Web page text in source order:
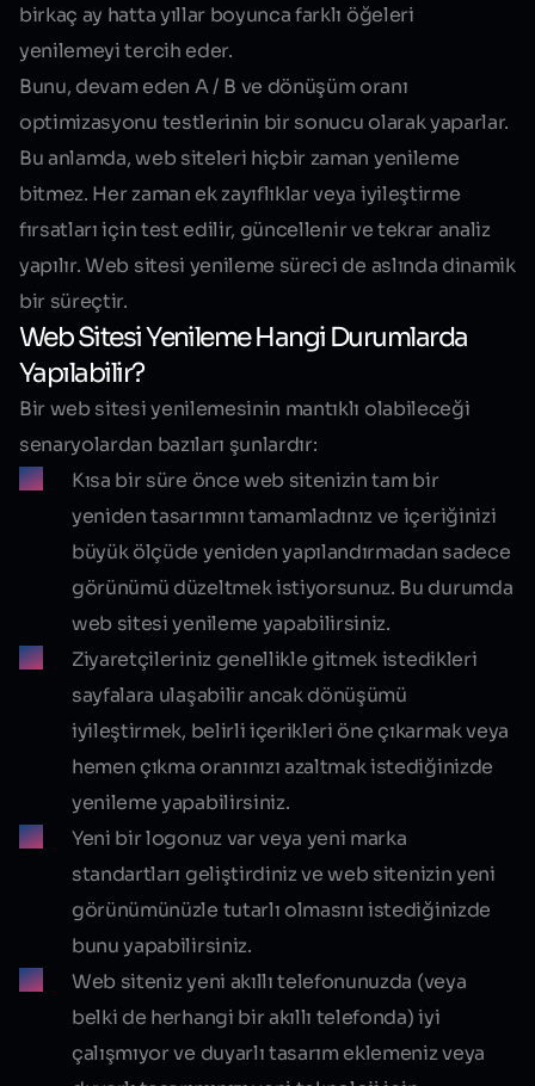
birkaç ay hatta yıllar boyunca farklı öğeleri
yenilemeyi tercih eder.
Bunu, devam eden A / B ve dönüşüm oranı
optimizasyonu testlerinin bir sonucu olarak yaparlar.
Bu anlamda, web siteleri hiçbir zaman yenileme
bitmez. Her zaman ek zayıflıklar veya iyileştirme
fırsatları için test edilir, güncellenir ve tekrar analiz
yapılır. Web sitesi yenileme süreci de aslında dinamik
bir süreçtir.
Web Sitesi Yenileme Hangi Durumlarda
Yapılabilir?
Bir web sitesi yenilemesinin mantıklı olabileceği
senaryolardan bazıları şunlardır:
Kısa bir süre önce web sitenizin tam bir
yeniden tasarımını tamamladınız ve içeriğinizi
büyük ölçüde yeniden yapılandırmadan sadece
görünümü düzeltmek istiyorsunuz. Bu durumda
web sitesi yenileme yapabilirsiniz.
Ziyaretçileriniz genellikle gitmek istedikleri
sayfalara ulaşabilir ancak dönüşümü
iyileştirmek, belirli içerikleri öne çıkarmak veya
hemen çıkma oranınızı azaltmak istediğinizde
yenileme yapabilirsiniz.
Yeni bir logonuz var veya yeni marka
standartları geliştirdiniz ve web sitenizin yeni
görünümünüzle tutarlı olmasını istediğinizde
bunu yapabilirsiniz.
Web siteniz yeni akıllı telefonunuzda (veya
belki de herhangi bir akıllı telefonda) iyi
çalışmıyor ve duyarlı tasarım eklemeniz veya